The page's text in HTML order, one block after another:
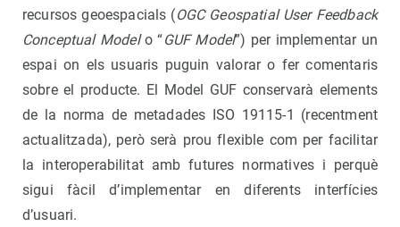
recursos geoespacials (OGC Geospatial User Feedback
Conceptual Modelo “GUF Model”) per implementar un
espai on els usuaris puguin valorar o fer comentaris
sobre el producte. El Model GUF conservarà elements
de la norma de metadades ISO 19115-1 (recentment
actualitzada), però serà prou flexible com per facilitar
la interoperabilitat amb futures normatives i perquè
sigui fàcil d’implementar en diferents interfícies
d’usuari.